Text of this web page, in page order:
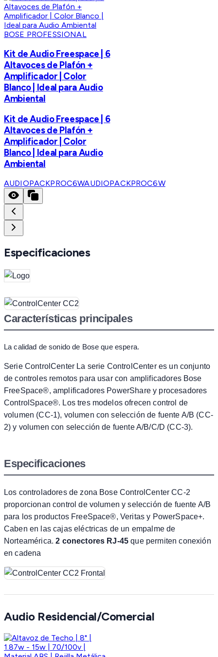
BOSE PROFESSIONAL
Kit de Audio Freespace | 6
Altavoces de Plafón +
Amplificador | Color
Blanco | Ideal para Audio
Ambiental
Kit de Audio Freespace | 6
Altavoces de Plafón +
Amplificador | Color
Blanco | Ideal para Audio
Ambiental
AUDIOPACKPROC6WAUDIOPACKPROC6W
Especificaciones
Características principales
La calidad de sonido de Bose que espera.
Serie ControlCenter La serie ControlCenter es un conjunto
de controles remotos para usar con amplificadores Bose
FreeSpace®, amplificadores PowerShare y procesadores
ControlSpace®. Los tres modelos ofrecen control de
volumen (CC-1), volumen con selección de fuente A/B (CC-
2) y volumen con selección de fuente A/B/C/D (CC-3).
Especificaciones
Los controladores de zona Bose ControlCenter CC-2
proporcionan control de volumen y selección de fuente A/B
para los productos FreeSpace®, Veritas y PowerSpace+.
Caben en las cajas eléctricas de un empalme de
Norteamérica.2 conectores RJ-45 que permiten conexión
en cadena
Audio Residencial/Comercial